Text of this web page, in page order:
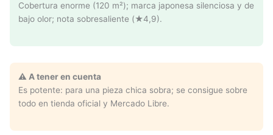
Cobertura enorme (120 m²); marca japonesa silenciosa y de
bajo olor; nota sobresaliente (★4,9).
⚠️ A tener en cuenta
Es potente: para una pieza chica sobra; se consigue sobre
todo en tienda oficial y Mercado Libre.